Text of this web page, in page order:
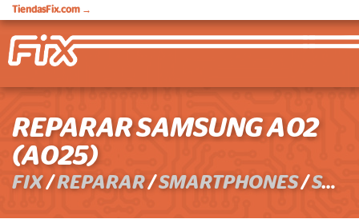
TiendasFix.com →
REPARAR SAMSUNG A02
(A025)
FIX/REPARAR/SMARTPHONES/SAMSUNG